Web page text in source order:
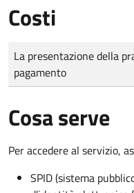
Costi
Tipo di pagamento
Importo
La presentazione della
pagamento
Cosa serve
Per accedere al servizio,
SPID (sistema